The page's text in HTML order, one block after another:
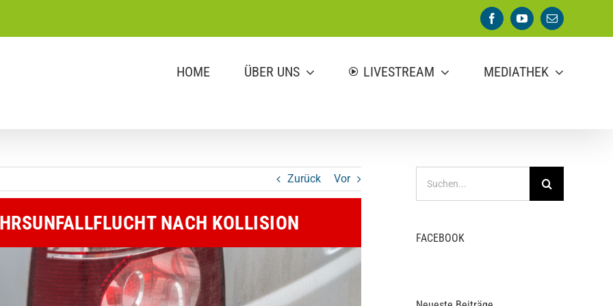
FacebookYouTube
E-
Mail
HOME ÜBER UNS LIVESTREAM MEDIATHEK
Zurück Vor
NACH KOLLISION
nach:
FACEBOOK